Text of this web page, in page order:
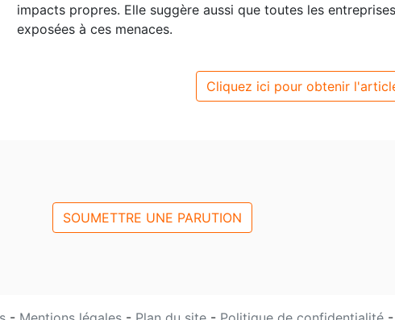
impacts propres. Elle suggère aussi que toutes les
exposées à ces menaces.
Cliquez ici pour obtenir
SOUMETTRE UNE PARUTION